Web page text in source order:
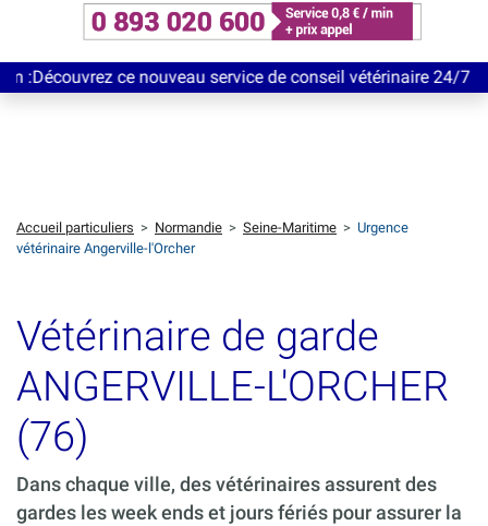
ce nouveau service de conseil vétérinaire 24/7
Accueil particuliers > Normandie > Seine-Maritime > Urgence
vétérinaire Angerville-l'Orcher
Vétérinaire de garde
ANGERVILLE-L'ORCHER
(76)
Dans chaque ville, des vétérinaires assurent des
gardes les week ends et jours fériés pour assurer la